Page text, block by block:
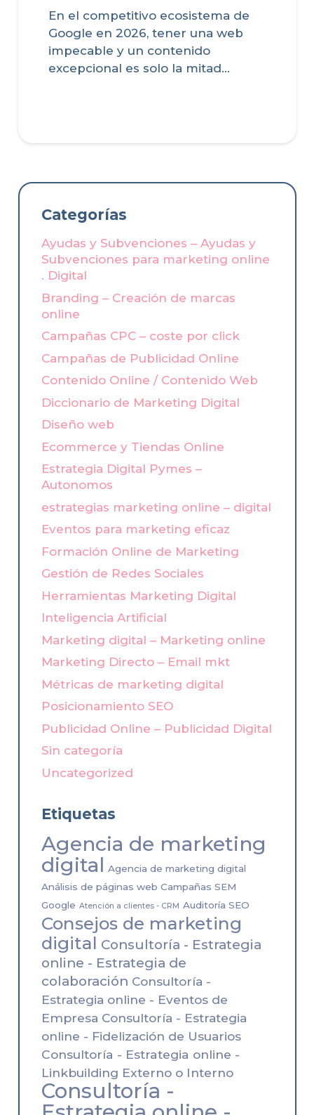
En el competitivo ecosistema de
Google en 2026, tener una web
impecable y un contenido
excepcional es solo la mitad…
Categorías
Ayudas y Subvenciones – Ayudas y
Subvenciones para marketing online
. Digital
Branding – Creación de marcas
online
Campañas CPC – coste por click
Campañas de Publicidad Online
Contenido Online / Contenido Web
Diccionario de Marketing Digital
Diseño web
Ecommerce y Tiendas Online
Estrategia Digital Pymes –
Autonomos
estrategias marketing online – digital
Eventos para marketing eficaz
Formación Online de Marketing
Gestión de Redes Sociales
Herramientas Marketing Digital
Inteligencia Artificial
Marketing digital – Marketing online
Marketing Directo – Email mkt
Métricas de marketing digital
Posicionamiento SEO
Publicidad Online – Publicidad Digital
Sin categoría
Uncategorized
Etiquetas
Agencia de marketing
digital Agencia de marketing digital
Análisis de páginas web Campañas SEM
Google Atención a clientes - CRM Auditoría SEO
Consejos de marketing
digital Consultoría - Estrategia
online - Estrategia de
colaboración Consultoría -
Estrategia online - Eventos de
Empresa Consultoría - Estrategia
online - Fidelización de Usuarios
Consultoría - Estrategia online -
Linkbuilding Externo o Interno
Consultoría -